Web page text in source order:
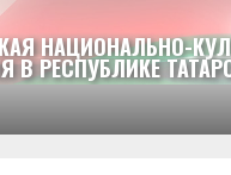
НАЦИОНАЛЬНО-
В РЕСПУБЛИКЕ